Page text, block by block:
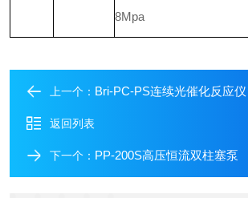
8Mpa
上一个： Bri-PC-PS连续光催化反应仪
返回列表
下一个： PP-200S高压恒流双柱塞泵